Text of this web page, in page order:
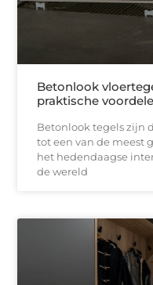
Betonlook
praktische
Betonlook tegels zijn
tot een van de meest
het hedendaagse
de wereld